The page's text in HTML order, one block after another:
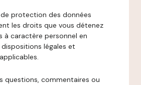
protection des données
les droits que vous détenez
à caractère personnel en
légales et
questions, commentaires ou